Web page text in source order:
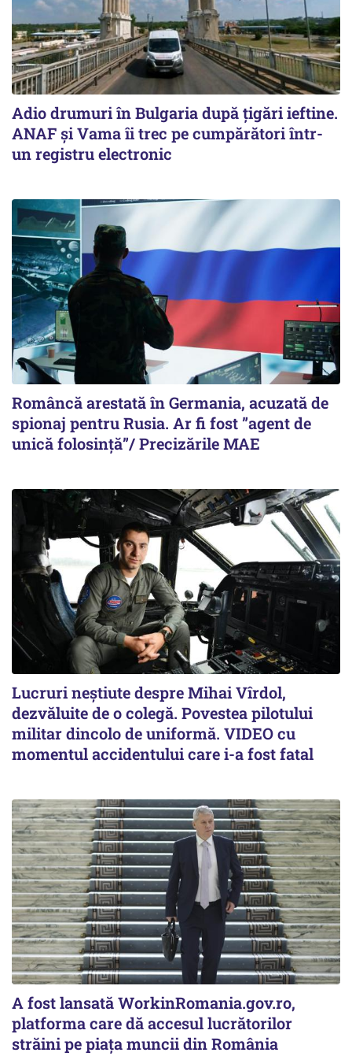
Adio drumuri în Bulgaria după țigări ieftine.
ANAF și Vama îi trec pe cumpărători într-
un registru electronic
Româncă arestată în Germania, acuzată de
spionaj pentru Rusia. Ar fi fost ”agent de
unică folosință”/ Precizările MAE
Lucruri neștiute despre Mihai Vîrdol,
dezvăluite de o colegă. Povestea pilotului
militar dincolo de uniformă. VIDEO cu
momentul accidentului care i-a fost fatal
A fost lansată WorkinRomania.gov.ro,
platforma care dă accesul lucrătorilor
străini pe piața muncii din România